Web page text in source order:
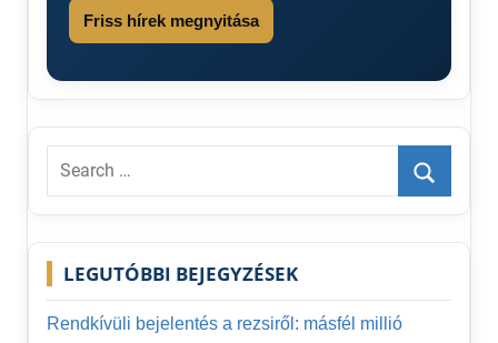
Friss hírek megnyitása
Search
Search
LEGUTÓBBI BEJEGYZÉSEK
Rendkívüli bejelentés a rezsiről: másfél millió